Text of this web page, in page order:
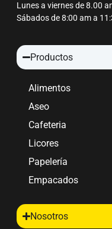
Lunes a viernes de 8.00
Sábados de 8:00 am a
Productos
Alimentos
Aseo
Cafeteria
Licores
Papelería
Empacados
Nosotros